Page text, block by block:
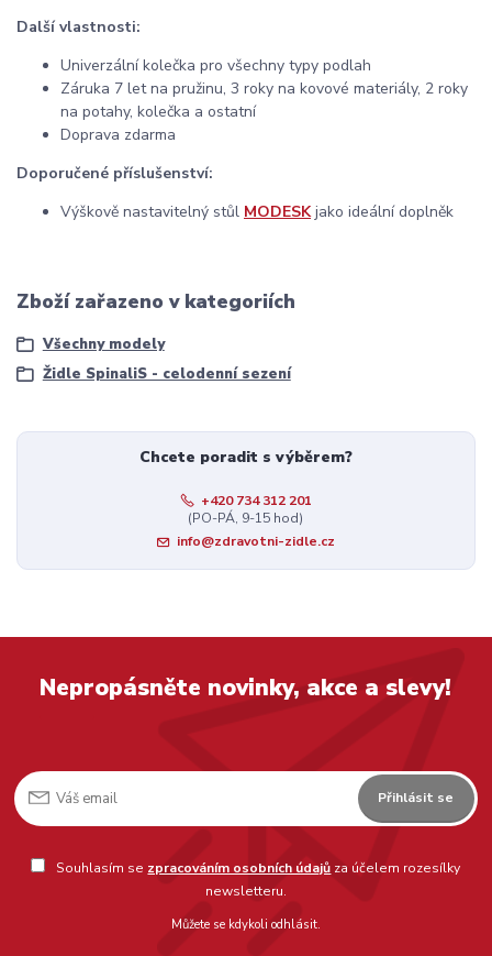
Další vlastnosti:
Univerzální kolečka pro všechny typy podlah
Záruka 7 let na pružinu, 3 roky na kovové materiály, 2 roky
na potahy, kolečka a ostatní
Doprava zdarma
Doporučené příslušenství:
Výškově nastavitelný stůl MODESKjako ideální doplněk
Zboží zařazeno v kategoriích
Všechny modely
Židle SpinaliS - celodenní sezení
Chcete poradit s výběrem?
+420 734 312 201
(PO-PÁ, 9-15 hod)
info@zdravotni-zidle.cz
Nepropásněte novinky, akce a slevy!
Přihlásit se
Souhlasím se zpracováním osobních údajů za účelem rozesílky
newsletteru.
Můžete se kdykoli odhlásit.